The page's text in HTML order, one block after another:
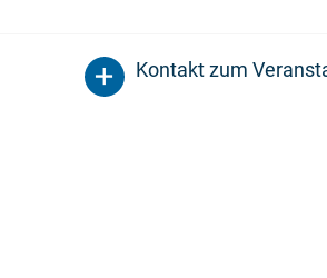
Kontakt zum